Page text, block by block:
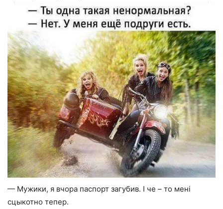
— Мужики, я вчора паспорт загубив. І че – то мені
сцыкотно тепер.